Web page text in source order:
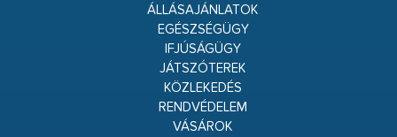
ÁLLÁSAJÁNLATOK
EGÉSZSÉGÜGY
IFJÚSÁGÜGY
JÁTSZÓTEREK
KÖZLEKEDÉS
RENDVÉDELEM
VÁSÁROK